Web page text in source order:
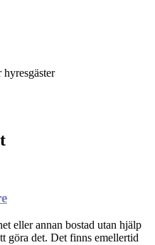
eller annan bostad utan hjälp
göra det. Det finns emellertid